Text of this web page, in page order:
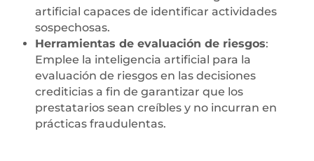
artificial capaces de identificar actividades
sospechosas.
Herramientas de evaluación de riesgos:
Emplee la inteligencia artificial para la
evaluación de riesgos en las decisiones
crediticias a fin de garantizar que los
prestatarios sean creíbles y no incurran en
prácticas fraudulentas.